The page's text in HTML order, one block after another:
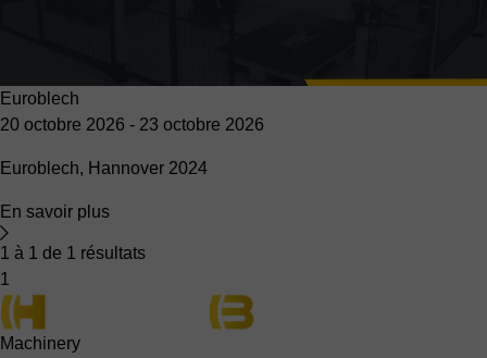
Euroblech
20 octobre 2026 - 23 octobre 2026
Euroblech, Hannover 2024
En savoir plus
1 à 1 de 1 résultats
1
Machinery